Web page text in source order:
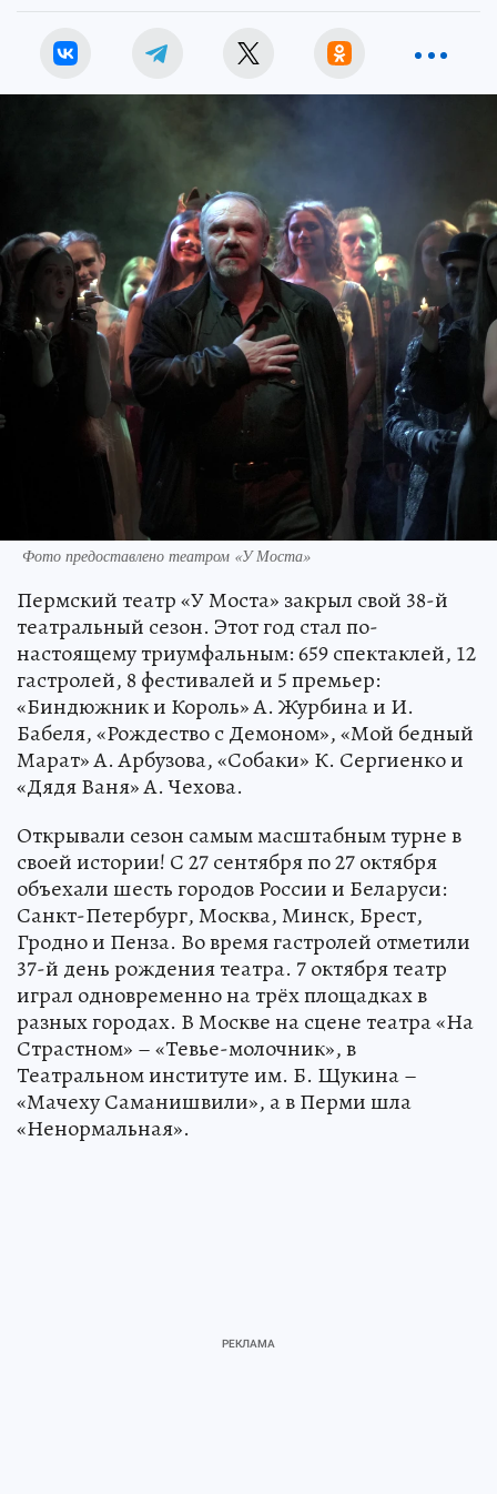
Фото предоставлено театром «У Моста»
Пермский театр «У Моста» закрыл свой 38-й
театральный сезон. Этот год стал по-
настоящему триумфальным: 659 спектаклей, 12
гастролей, 8 фестивалей и 5 премьер:
«Биндюжник и Король» А. Журбина и И.
Бабеля, «Рождество с Демоном», «Мой бедный
Марат» А. Арбузова, «Собаки» К. Сергиенко и
«Дядя Ваня» А. Чехова.
Открывали сезон самым масштабным турне в
своей истории! С 27 сентября по 27 октября
объехали шесть городов России и Беларуси:
Санкт-Петербург, Москва, Минск, Брест,
Гродно и Пенза. Во время гастролей отметили
37-й день рождения театра. 7 октября театр
играл одновременно на трёх площадках в
разных городах. В Москве на сцене театра «На
Страстном» – «Тевье-молочник», в
Театральном институте им. Б. Щукина –
«Мачеху Саманишвили», а в Перми шла
«Ненормальная».